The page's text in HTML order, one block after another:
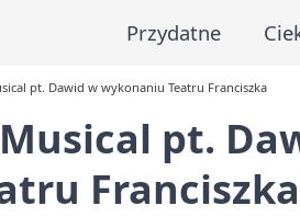
Przydatne
pt. Dawid w wykonaniu Teatru Franciszka
Musical pt.
Franciszka